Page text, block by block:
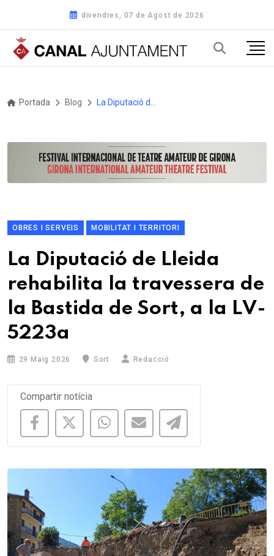
divendres, 07 de Agost de 2026
Portada Blog
OBRES I SERVEIS MOBILITAT I TERRITORI
La Diputació de Lleida
rehabilita la travessera de
la Bastida de Sort, a la LV-
5223a
29 Maig 2026 Sort Redacció
Compartir notícia